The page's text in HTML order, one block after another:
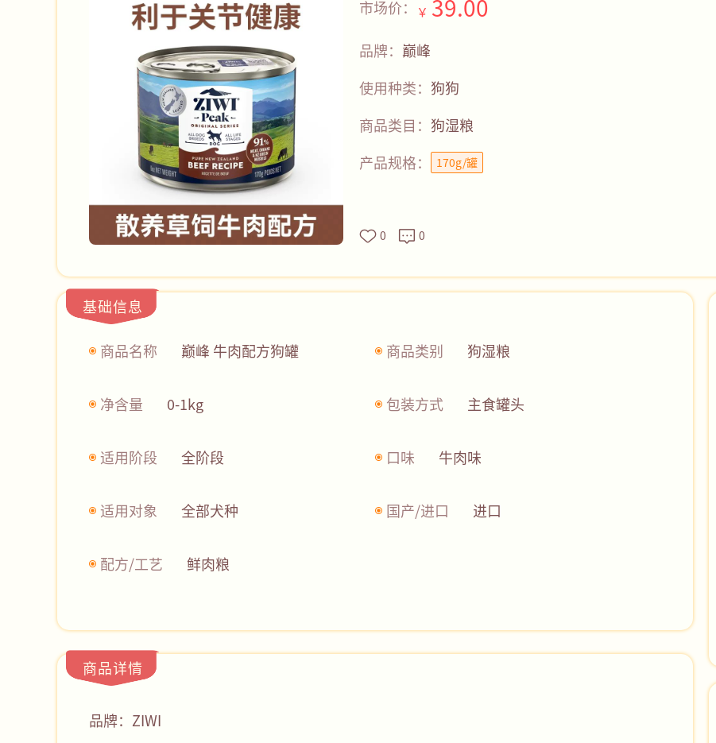
市场价： ￥ 39.00
品牌： 巅峰
使用种类： 狗狗
商品类目： 狗湿粮
产品规格：
170g/罐
0 0
基础信息
商品名称 巅峰 牛肉配方狗罐 商品类别 狗湿粮
净含量 0-1kg 包装方式 主食罐头
适用阶段 全阶段 口味 牛肉味
适用对象 全部犬种 国产/进口 进口
配方/工艺 鲜肉粮
商品详情
品牌：ZIWI